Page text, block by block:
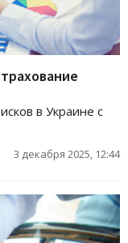
в Украине с
3 декабря 2025, 12:44